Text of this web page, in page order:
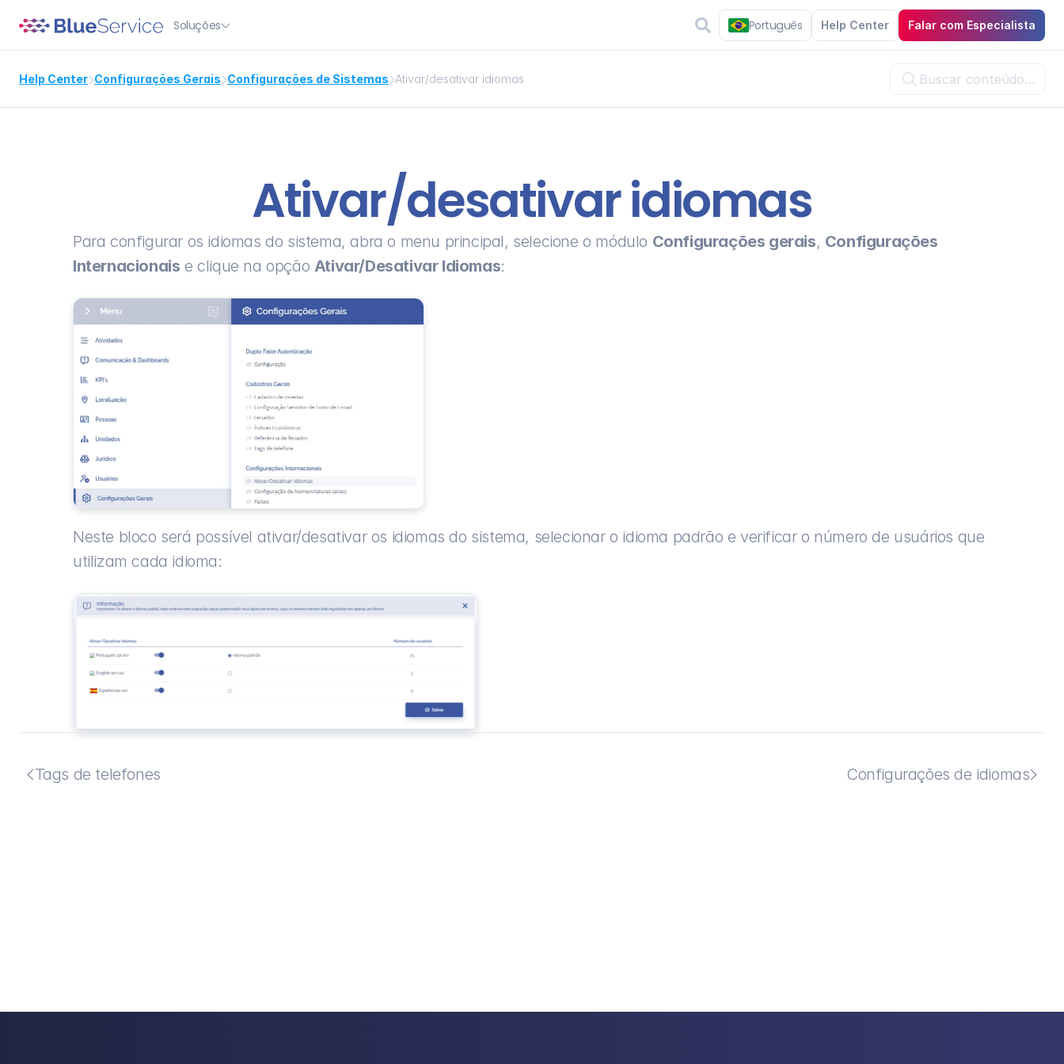
Soluções Português Help Center Falar com Especialista
Help CenterConfigurações GeraisConfigurações de SistemasAtivar/desativar idiomas  Buscar conteúdo…
Ativar/desativar idiomas
Para configurar os idiomas do sistema, abra o menu principal, selecione o módulo Configurações gerais, Configurações
Internacionais e clique na opção Ativar/Desativar Idiomas:
Neste bloco será possível ativar/desativar os idiomas do sistema, selecionar o idioma padrão e verificar o número de usuários que
utilizam cada idioma:
Tags de telefones Configurações de idiomas